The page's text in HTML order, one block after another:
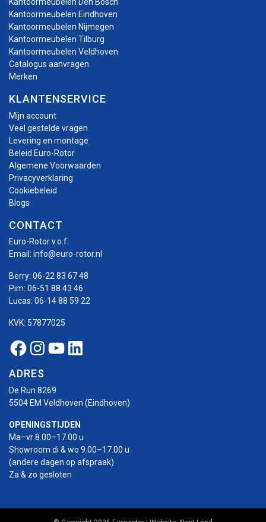
Kantoormeubelen Den Bosch
Kantoormeubelen Eindhoven
Kantoormeubelen Nijmegen
Kantoormeubelen Tilburg
Kantoormeubelen Veldhoven
Catalogus aanvragen
Merken
KLANTENSERVICE
Mijn account
Veel gestelde vragen
Levering en montage
Beleid Euro-Rotor
Algemene Voorwaarden
Privacyverklaring
Cookiebeleid
Blogs
CONTACT
Euro-Rotor v.o.f.
Email: info@euro-rotor.nl
Berry: 06-22 83 67 48
Pim: 06-51 88 43 46
Lucas: 06-14 88 59 22
KVK: 57877025
Facebook Euro-rotor
Instagram Euro-rotor
Youtube Euro-rotor
Linkedin Euro-rotor
ADRES
De Run 8269
5504 EM Veldhoven (Eindhoven)
OPENINGSTIJDEN
Ma–vr 8.00–17.00 u
Showroom di & wo 9.00–17.00 u
(andere dagen op afspraak)
Za & zo gesloten